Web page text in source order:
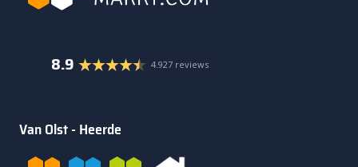
8.9 4.927 reviews
Van Olst - Heerde